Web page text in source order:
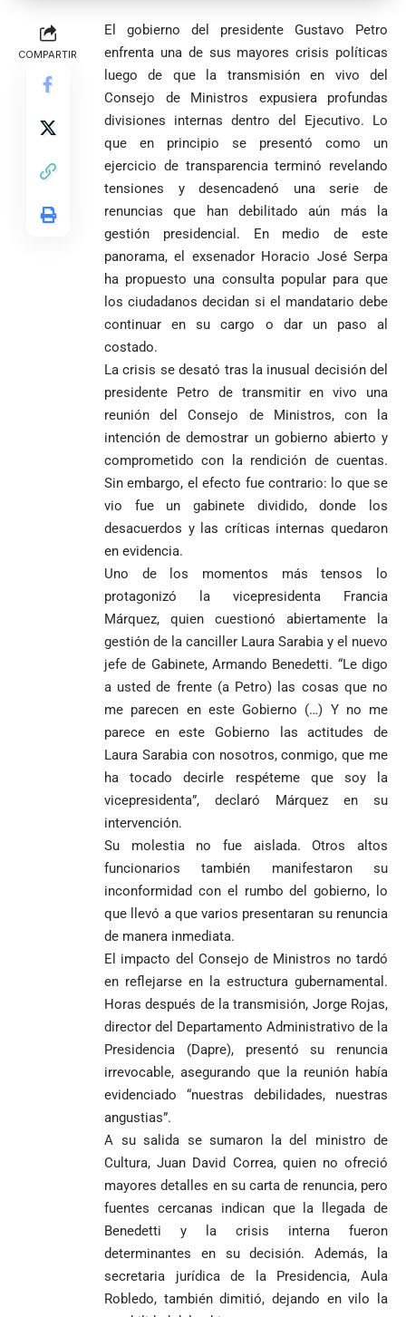
COMPARTIR
El gobierno del presidente Gustavo Petro
enfrenta una de sus mayores crisis políticas
luego de que la transmisión en vivo del
Consejo de Ministros expusiera profundas
divisiones internas dentro del Ejecutivo. Lo
que en principio se presentó como un
ejercicio de transparencia terminó revelando
tensiones y desencadenó una serie de
renuncias que han debilitado aún más la
gestión presidencial. En medio de este
panorama, el exsenador Horacio José Serpa
ha propuesto una consulta popular para que
los ciudadanos decidan si el mandatario debe
continuar en su cargo o dar un paso al
costado.
La crisis se desató tras la inusual decisión del
presidente Petro de transmitir en vivo una
reunión del Consejo de Ministros, con la
intención de demostrar un gobierno abierto y
comprometido con la rendición de cuentas.
Sin embargo, el efecto fue contrario: lo que se
vio fue un gabinete dividido, donde los
desacuerdos y las críticas internas quedaron
en evidencia.
Uno de los momentos más tensos lo
protagonizó la vicepresidenta Francia
Márquez, quien cuestionó abiertamente la
gestión de la canciller Laura Sarabia y el nuevo
jefe de Gabinete, Armando Benedetti. “Le digo
a usted de frente (a Petro) las cosas que no
me parecen en este Gobierno (…) Y no me
parece en este Gobierno las actitudes de
Laura Sarabia con nosotros, conmigo, que me
ha tocado decirle respéteme que soy la
vicepresidenta”, declaró Márquez en su
intervención.
Su molestia no fue aislada. Otros altos
funcionarios también manifestaron su
inconformidad con el rumbo del gobierno, lo
que llevó a que varios presentaran su renuncia
de manera inmediata.
El impacto del Consejo de Ministros no tardó
en reflejarse en la estructura gubernamental.
Horas después de la transmisión, Jorge Rojas,
director del Departamento Administrativo de la
Presidencia (Dapre), presentó su renuncia
irrevocable, asegurando que la reunión había
evidenciado “nuestras debilidades, nuestras
angustias”.
A su salida se sumaron la del ministro de
Cultura, Juan David Correa, quien no ofreció
mayores detalles en su carta de renuncia, pero
fuentes cercanas indican que la llegada de
Benedetti y la crisis interna fueron
determinantes en su decisión. Además, la
secretaria jurídica de la Presidencia, Aula
Robledo, también dimitió, dejando en vilo la
Medellín VER
MÁS
frustran envío
de 20 kilos de
cocaína
encomienda
hacia Medellín
1
Fico Gutiérrez
para asistir a
evento de
Petro en
Medellín
durante
de mayo
Fico Gutiérrez
nombramiento
de Quintero en
Supersalud y
pide
suspensión
cargo
Antioquia
Tarso revive el
legado del beato
Jesús Aníbal
Gómez a 90 años
de su martirio
nombra al padre
Diego Luis Rendón
Urrea como nuevo
obispo de Jericó
Más de 700
estudiantes
indígenas,
afrodescendientes
campesinos
inician nueva
jornada académica
Diócesis de
Política
VER
MÁS
Gustavo Petro
pide sacar a
Angie
Rodríguez tras
sus denuncias
y la llama
“Gran
Manipuladora”
Iván Cepeda
reconoce el
preconteo,
pero pide
impugnar
33.000 mesas
y vigilar el
escrutinio
Gustavo Petro
afirma que “no
se puede
proclamar
presidente” y
pide esperar
los
escrutinios
oficiales
Deportes
VER
MÁS
desata
polémica y
divide las
redes por su
visita familiar
a Abelardo de
la Espriella
El golazo de
Sidny Lopes
Cabo Verde
ante Argentina
es elegido el
mejor del
Mundial 2026
Marfil
sorprende a
Ecuador en el
último suspiro
invicto de 19
partidos
Columnistas VER
MÁS
La espada que
Petro usó para
MOTORES, LA
Pantalla & Dial.
Acoso sexual en
medios: Nueva
presidencial
presuntamente lo
Medellín: un
Iglesia VER MÁS
Tarso revive el
legado del beato
Jesús Aníbal
Gómez a 90 años
de su martirio
El papa León XIV
nombra al padre
Diego Luis Rendón
Urrea como nuevo
obispo de Jericó
Más de 700
estudiantes
indígenas,
afrodescendientes
campesinos
inician nueva
jornada académica
en Medellín